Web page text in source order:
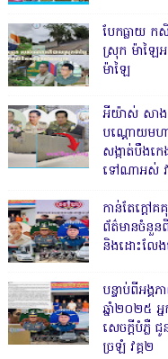
បែកធ្លាយ ក
ស្រុក ម៉ាឡៃ
ម៉ាឡៃ
អីយ៉ាស់ សាង
បណ្ដោយមហា
សង្កាត់បឹងក
ទៅណាអស់ វ
កាន់តែក្តៅ
ព័ត៌មានចំនួន
និងដោះលែ
បន្ទាប់ពីអង្គ
ឆ្នាំ២០២៥ អ្
សេចក្តីបំភ្លឺ
ច្រឡំ វគ្គ២